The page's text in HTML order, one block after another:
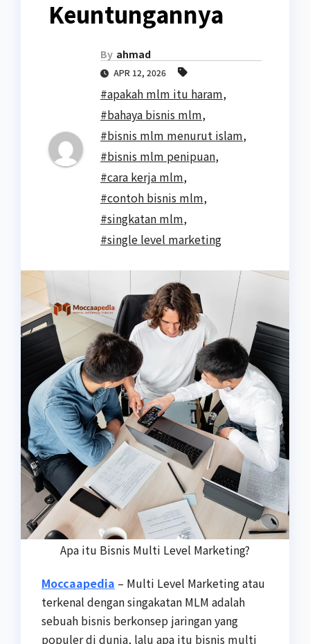
Keuntungannya
By ahmad
APR 12, 2026
#apakah mlm itu haram,
#bahaya bisnis mlm,
#bisnis mlm menurut islam,
#bisnis mlm penipuan,
#cara kerja mlm,
#contoh bisnis mlm,
#singkatan mlm,
#single level marketing
Apa itu Bisnis Multi Level Marketing?
Moccaapedia – Multi Level Marketing atau
terkenal dengan singakatan MLM adalah
sebuah bisnis berkonsep jaringan yang
populer di dunia, lalu apa itu bisnis multi